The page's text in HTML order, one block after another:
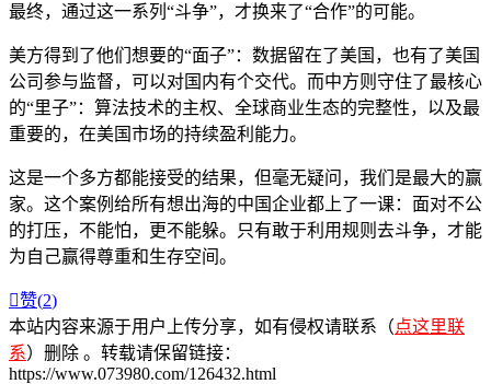
最终，通过这一系列“斗争”，才换来了“合作”的可能。
美方得到了他们想要的“面子”：数据留在了美国，也有了美国
公司参与监督，可以对国内有个交代。而中方则守住了最核心
的“里子”：算法技术的主权、全球商业生态的完整性，以及最
重要的，在美国市场的持续盈利能力。
这是一个多方都能接受的结果，但毫无疑问，我们是最大的赢
家。这个案例给所有想出海的中国企业都上了一课：面对不公
的打压，不能怕，更不能躲。只有敢于利用规则去斗争，才能
为自己赢得尊重和生存空间。
赞(2)
本站内容来源于用户上传分享，如有侵权请联系（点这里联
系）删除 。转载请保留链接：
https://www.073980.com/126432.html